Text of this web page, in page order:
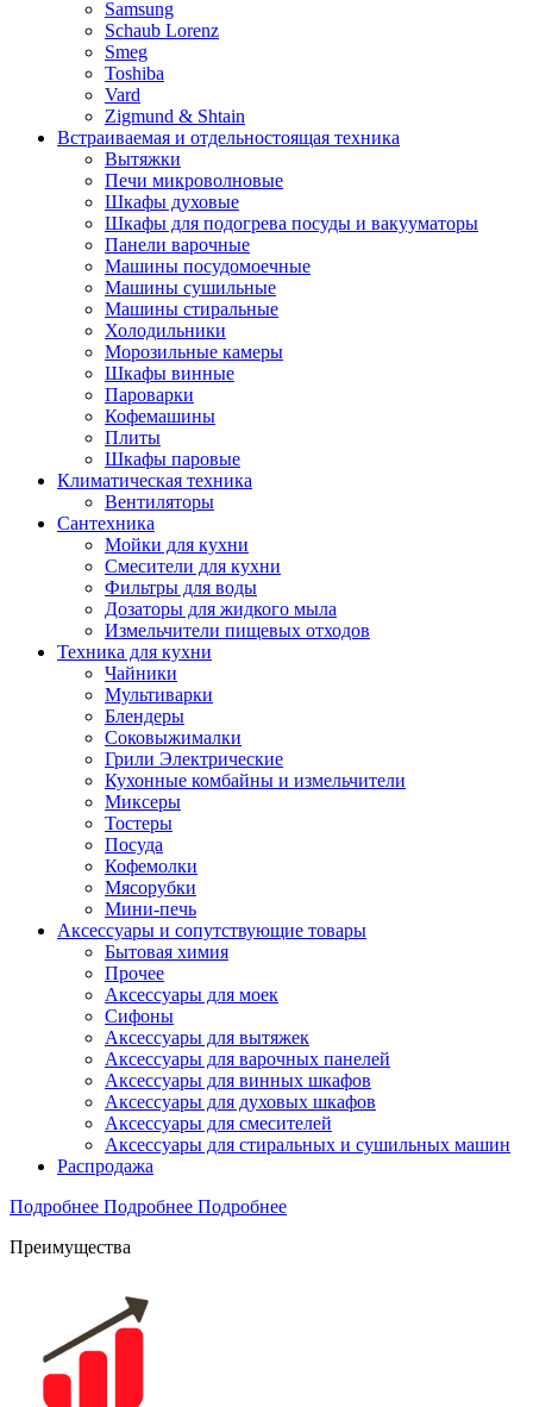
Samsung
Schaub Lorenz
Smeg
Toshiba
Vard
Zigmund & Shtain
Встраиваемая и отдельностоящая техника
Вытяжки
Печи микроволновые
Шкафы духовые
Шкафы для подогрева посуды и вакууматоры
Панели варочные
Машины посудомоечные
Машины сушильные
Машины стиральные
Холодильники
Морозильные камеры
Шкафы винные
Пароварки
Кофемашины
Плиты
Шкафы паровые
Климатическая техника
Вентиляторы
Сантехника
Мойки для кухни
Смесители для кухни
Фильтры для воды
Дозаторы для жидкого мыла
Измельчители пищевых отходов
Техника для кухни
Чайники
Мультиварки
Блендеры
Соковыжималки
Грили Электрические
Кухонные комбайны и измельчители
Миксеры
Тостеры
Посуда
Кофемолки
Мясорубки
Мини-печь
Аксессуары и сопутствующие товары
Бытовая химия
Прочее
Аксессуары для моек
Сифоны
Аксессуары для вытяжек
Аксессуары для варочных панелей
Аксессуары для винных шкафов
Аксессуары для духовых шкафов
Аксессуары для смесителей
Аксессуары для стиральных и сушильных машин
Распродажа
Подробнее Подробнее Подробнее
Преимущества